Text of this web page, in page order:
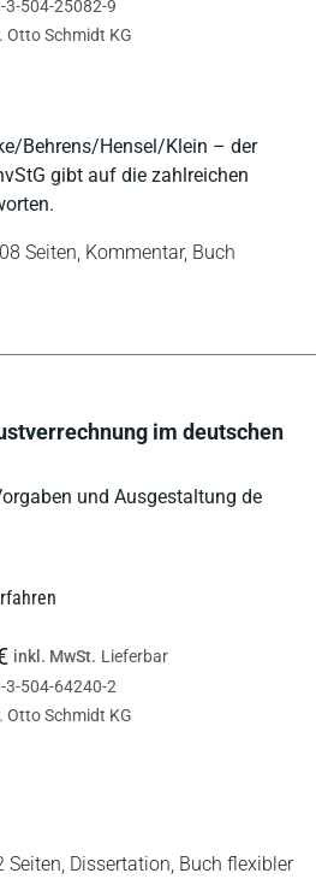
Behrens/Hensel/Klein – der
gibt auf die zahlreichen
Seiten, Kommentar, Buch
3-504-25082-9
Otto Schmidt KG
im deutschen
und Ausgestaltung de
Seiten, Dissertation, Buch flexibler
inkl. MwSt. Lieferbar
3-504-64240-2
Otto Schmidt KG